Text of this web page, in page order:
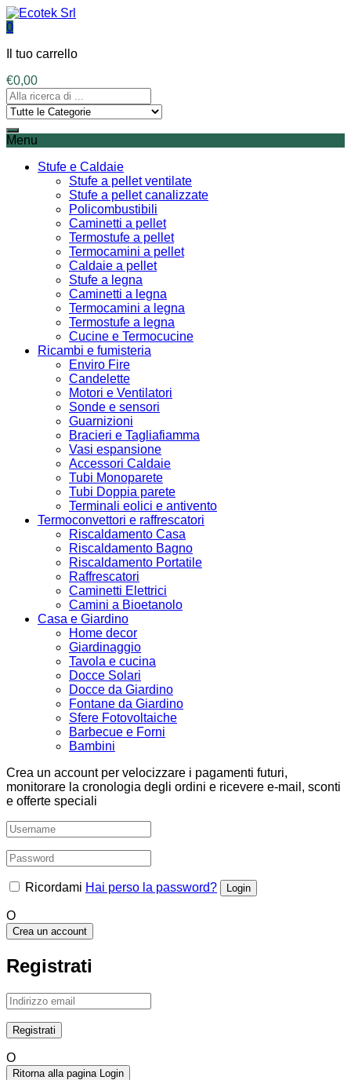
0
Il tuo carrello
€0,00
Menu
Stufe e Caldaie
Stufe a pellet ventilate
Stufe a pellet canalizzate
Policombustibili
Caminetti a pellet
Termostufe a pellet
Termocamini a pellet
Caldaie a pellet
Stufe a legna
Caminetti a legna
Termocamini a legna
Termostufe a legna
Cucine e Termocucine
Ricambi e fumisteria
Enviro Fire
Candelette
Motori e Ventilatori
Sonde e sensori
Guarnizioni
Bracieri e Tagliafiamma
Vasi espansione
Accessori Caldaie
Tubi Monoparete
Tubi Doppia parete
Terminali eolici e antivento
Termoconvettori e raffrescatori
Riscaldamento Casa
Riscaldamento Bagno
Riscaldamento Portatile
Raffrescatori
Caminetti Elettrici
Camini a Bioetanolo
Casa e Giardino
Home decor
Giardinaggio
Tavola e cucina
Docce Solari
Docce da Giardino
Fontane da Giardino
Sfere Fotovoltaiche
Barbecue e Forni
Bambini
Crea un account per velocizzare i pagamenti futuri,
monitorare la cronologia degli ordini e ricevere e-mail, sconti
e offerte speciali
Ricordami Hai perso la password?
O
Crea un account
Registrati
O
Ritorna alla pagina Login